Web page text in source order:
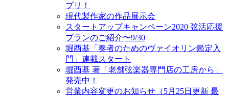
プリ！
現代製作家の作品展示会
スタートアップキャンペーン2020 弦活応援
プランのご紹介〜9/30
堀酉基「奏者のためのヴァイオリン鑑定入
門」連載スタート
堀酉基 著「老舗弦楽器専門店の工房から」
発売中！
営業内容変更のお知らせ（5月25日更新 最